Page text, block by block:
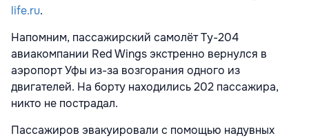
life.ru.
Напомним, пассажирский самолёт Ту-204
авиакомпании Red Wings экстренно вернулся в
аэропорт Уфы из-за возгорания одного из
двигателей. На борту находились 202 пассажира,
никто не пострадал.
Пассажиров эвакуировали с помощью надувных